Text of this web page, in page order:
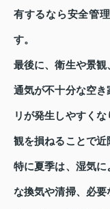
有するなら安全管
す。
最後に、衛生や景観
通気が不十分な空
リが発生しやすく
観を損ねることで近
特に夏季は、湿気
な換気や清掃、必